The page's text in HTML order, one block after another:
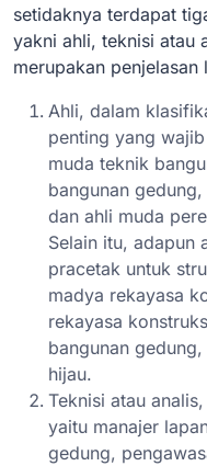
setidaknya terdapat
yakni ahli, teknisi atau
merupakan penjelasan
Ahli, dalam
penting yang
muda teknik
bangunan
dan ahli muda
Selain itu, adapun
pracetak untuk
madya rekayasa
rekayasa
bangunan
hijau.
Teknisi atau
yaitu manajer
gedung,